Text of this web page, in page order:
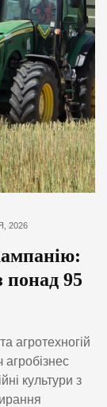
2026
понад 95
агротехногій
культури з